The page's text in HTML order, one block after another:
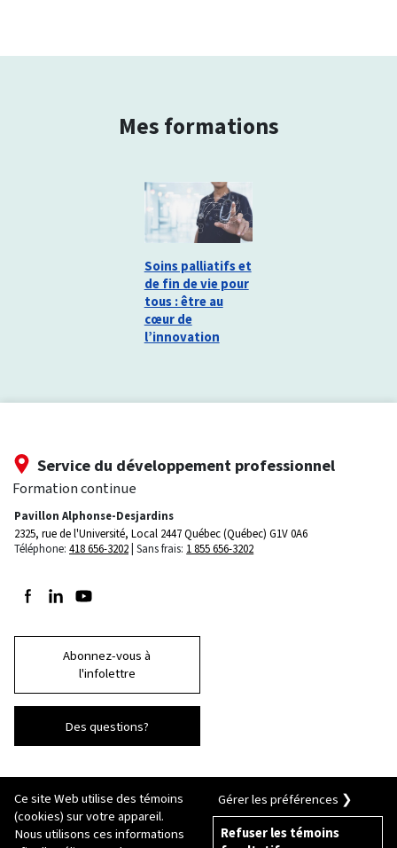
Mes formations
Soins palliatifs et
de fin de vie pour
tous : être au
cœur de
l’innovation
Service du développement professionnel
Formation continue
Pavillon Alphonse-Desjardins
2325, rue de l'Université, Local 2447Québec (Québec) G1V 0A6
Téléphone: 418 656-3202 Sans frais: 1 855 656-3202
Suivez-nous sur Facebook
Suivez-nous sur LinkedIn
Suivez-nous sur Youtube
Abonnez-vous à
l'infolettre
Des questions?
Ce site Web utilise des témoins
(cookies) sur votre appareil.
Nous utilisons ces informations
Gérer les préférences ❯
Refuser les témoins